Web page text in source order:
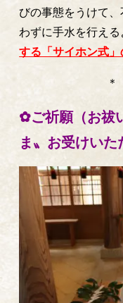
びの事態をうけて
わずに手水を行える
する「サイホン式
✿ご祈願（お祓
ま〟お受けいた